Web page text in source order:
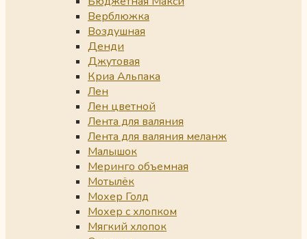
Верблюжка
Воздушная
Денди
Джутовая
Криа Альпака
Лен
Лен цветной
Лента для валяния
Лента для валяния меланж
Малышок
Меринго объемная
Мотылёк
Мохер Голд
Мохер с хлопком
Мягкий хлопок